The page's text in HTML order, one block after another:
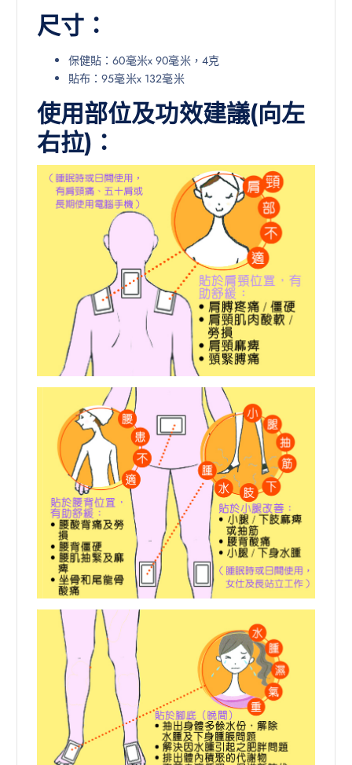
尺寸：
保健貼：60毫米x 90毫米，4克
貼布：95毫米x 132毫米
使用部位及功效建議(向左
右拉)：